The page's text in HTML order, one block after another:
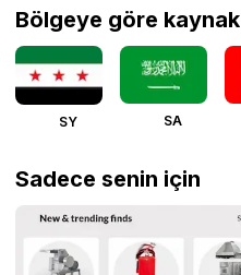
Bölgeye göre kaynak
SY SA
Sadece senin için